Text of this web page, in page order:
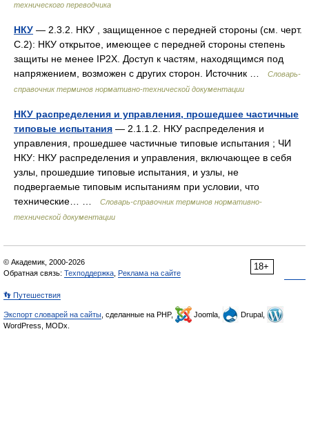
технического переводчика
НКУ — 2.3.2. НКУ , защищенное с передней стороны (см. черт.
С.2): НКУ открытое, имеющее с передней стороны степень
защиты не менее IР2Х. Доступ к частям, находящимся под
напряжением, возможен с других сторон. Источник …
Словарь-
справочник терминов нормативно-технической документации
НКУ распределения и управления, прошедшее частичные
типовые испытания — 2.1.1.2. НКУ распределения и
управления, прошедшее частичные типовые испытания ; ЧИ
НКУ: НКУ распределения и управления, включающее в себя
узлы, прошедшие типовые испытания, и узлы, не
подвергаемые типовым испытаниям при условии, что
технические… …
Словарь-справочник терминов нормативно-
технической документации
18+
© Академик, 2000-2026
Обратная связь: Техподдержка Реклама на сайте
👣 Путешествия
Экспорт словарей на сайты , сделанные на PHP, Joomla,
Drupal,
WordPress, MODx.